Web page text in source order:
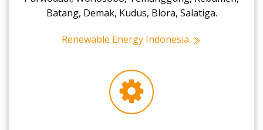
Batang, Demak, Kudus, Blora, Salatiga.
Renewable Energy Indonesia